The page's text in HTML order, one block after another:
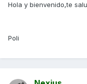
Hola y bienvenido,te
Poli